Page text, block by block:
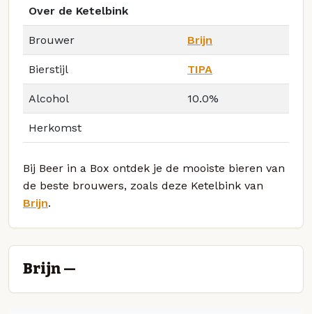
Over de Ketelbink
Brouwer Brijn
Bierstijl TIPA
Alcohol 10.0%
Herkomst
Bij Beer in a Box ontdek je de mooiste bieren van
de beste brouwers, zoals deze Ketelbink van
Brijn.
Brijn —